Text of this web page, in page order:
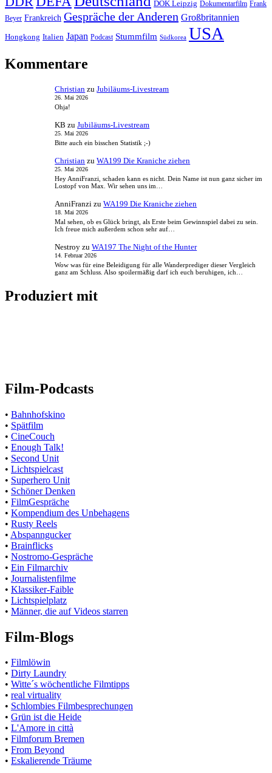
DOK Leipzig Dokumentarfilm Frank
Beyer Frankreich Gespräche der Anderen Großbritannien
Hongkong Italien Japan Podcast Stummfilm Südkorea USA
Kommentare
Christian zuJubiläums-Livestream
26. Mai 2026
Ohja!
KB zuJubiläums-Livestream
25. Mai 2026
Bitte auch ein bisschen Statistik ;-)
Christian zuWA199 Die Kraniche ziehen
25. Mai 2026
Hey AnniFranzi, schaden kann es nicht. Dein Name ist nun ganz sicher im
Lostopf von Max. Wir sehen uns im…
AnniFranzi zuWA199 Die Kraniche ziehen
18. Mai 2026
Mal sehen, ob es Glück bringt, als Erste beim Gewinnspiel dabei zu sein.
Ich freue mich außerdem schon sehr auf…
Nestroy zuWA197 The Night of the Hunter
14. Februar 2026
Wow was für eine Beleidigung für alle Wanderprediger dieser Vergleich
ganz am Schluss. Also spoilermäßig darf ich euch beruhigen, ich…
Produziert mit
Film-Podcasts
• Bahnhofskino
• Spätfilm
• CineCouch
• Enough Talk!
• Second Unit
• Lichtspielcast
• Superhero Unit
• Schöner Denken
• FilmGespräche
• Kompendium des Unbehagens
• Rusty Reels
• Abspanngucker
• Brainflicks
• Nostromo-Gespräche
• Ein Filmarchiv
• Journalistenfilme
• Klassiker-Faible
• Lichtspielplatz
• Männer, die auf Videos starren
Film-Blogs
• Filmlöwin
• Dirty Laundry
• Witte´s wöchentliche Filmtipps
• real virtuality
• Schlombies Filmbesprechungen
• Grün ist die Heide
• L'Amore in città
• Filmforum Bremen
• From Beyond
• Eskalierende Träume